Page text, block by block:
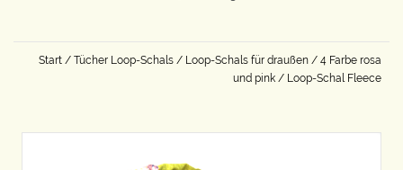
Start / Tücher Loop-Schals / Loop-Schals für draußen / 4 Farbe rosa
und pink / Loop-Schal Fleece